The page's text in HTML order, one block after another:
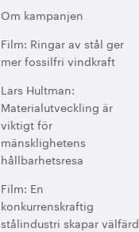
Om kampanjen
Film: Ringar av stål ger
mer fossilfri vindkraft
Lars Hultman:
Materialutveckling är
viktigt för
mänsklighetens
hållbarhetsresa
Film: En
konkurrenskraftig
stålindustri skapar välfärd